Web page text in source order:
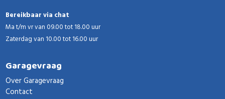
Bereikbaar via chat
Ma t/m vr van 09.00 tot 18.00 uur
Zaterdag van 10.00 tot 16.00 uur
Garagevraag
Over Garagevraag
Contact